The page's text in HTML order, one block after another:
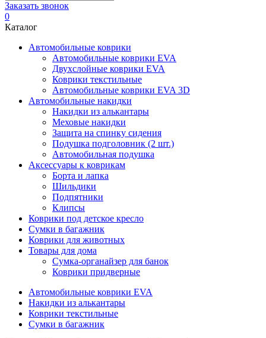
Заказать звонок
0
Каталог
Автомобильные коврики
Автомобильные коврики EVA
Двухслойные коврики EVA
Коврики текстильные
Автомобильные коврики EVA 3D
Автомобильные накидки
Накидки из алькантары
Меховые накидки
Защита на спинку сидения
Подушка подголовник (2 шт.)
Автомобильная подушка
Аксессуары к коврикам
Борта и лапка
Шильдики
Подпятники
Клипсы
Коврики под детское кресло
Сумки в багажник
Коврики для животных
Товары для дома
Сумка-органайзер для банок
Коврики придверные
Автомобильные коврики EVA
Накидки из алькантары
Коврики текстильные
Сумки в багажник